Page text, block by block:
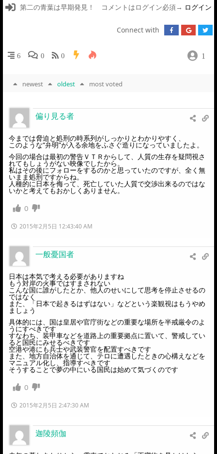
第二の青葉は早期発見！ コメントはログイン必須→ ログイン
Connect with
6 0 0 1
newest oldest most voted
偏り見る者
今までは脅迫と処刑の時系列がしっかりとわかりやすく、
このような“弁明”が入る余地をふさぐ造りになっていましたよ。
今回の場合は最初の警告ＶＴＲからして、人質の生存を疑問視さ
れてもしょうがない映像でしたから。
私はその後にフォローをするのかと思っていたのですが、全く無
いまま処刑ですからね。
人種的に日本を侮って、死亡していた人質で交渉出来るのではな
いかと考えてもおかしくありません。
0
2015年2月5日 12:43:40 AM
一般憂国者
日本は本気で考える必要がありますね
もう対岸の火事ではすまされない
こんな国に誰がしたとか、他人のせいにして思考を停止させるの
ではなく
また、「日本で起きるはずはない」などという楽観視はもうやめ
ましょう
具体的には、国は皇居や官庁街などの重要な場所を半戒厳令のよ
うにすべきです
すなわち、装甲車などを道路上の重要拠点に置いて、警戒してい
ると国民にみせるべきです
空港や港にも兵士や武装警官を配置すべきです
また、地方自治体を通じて、テロに遭遇したときの心構えなどを
マニュアル化し、指導すべきです
そうすることで夢の中にいる国民は始めて気づくのです
0
2015年2月5日 2:47:30 AM
迦陵頻伽